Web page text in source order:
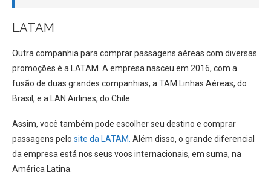
LATAM
Outra companhia para comprar passagens aéreas com diversas
promoções é a LATAM. A empresa nasceu em 2016, com a
fusão de duas grandes companhias, a TAM Linhas Aéreas, do
Brasil, e a LAN Airlines, do Chile.
Assim, você também pode escolher seu destino e comprar
passagens pelo site da LATAM. Além disso, o grande diferencial
da empresa está nos seus voos internacionais, em suma, na
América Latina.